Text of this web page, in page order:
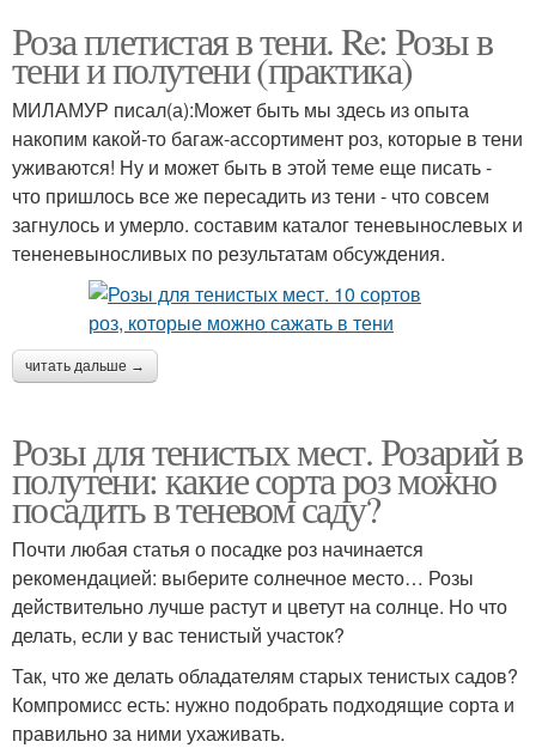
Роза плетистая в тени. Re: Розы в
тени и полутени (практика)
МИЛАМУР писал(а):Может быть мы здесь из опыта
накопим какой-то багаж-ассортимент роз, которые в тени
уживаются! Ну и может быть в этой теме еще писать -
что пришлось все же пересадить из тени - что совсем
загнулось и умерло. составим каталог теневынослевых и
тененевыносливых по результатам обсуждения.
читать дальше →
Розы для тенистых мест. Розарий в
полутени: какие сорта роз можно
посадить в теневом саду?
Почти любая статья о посадке роз начинается
рекомендацией: выберите солнечное место… Розы
действительно лучше растут и цветут на солнце. Но что
делать, если у вас тенистый участок?
Так, что же делать обладателям старых тенистых садов?
Компромисс есть: нужно подобрать подходящие сорта и
правильно за ними ухаживать.